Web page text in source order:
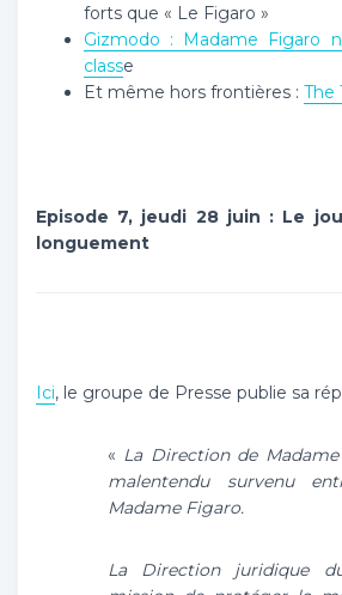
forts que « Le Figaro »
Gizmodo : Madame Figaro
classe
Et même hors frontières : The
Episode 7, jeudi 28 juin : Le
longuement
Ici, le groupe de Presse publie sa
« La Direction de
malentendu survenu
Madame Figaro.
La Direction juridique